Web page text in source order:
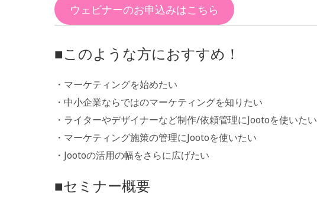
ウェビナーのお申込みはこちら
■このような方におすすめ！
・マーケティングを始めたい
・中小企業ならではのマーケティングを知りたい
・ライターやデザイナーなど制作/依頼管理にJootoを使いたい
・マーケティング施策の管理にJootoを使いたい
・Jootoの活用の幅をさらに広げたい
■セミナー概要